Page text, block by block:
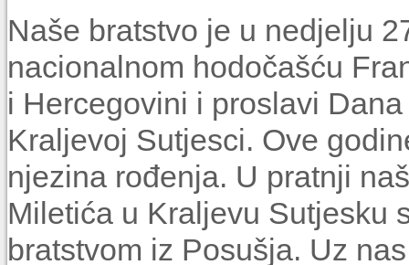
Naše bratstvo je u nedjelju
nacionalnom hodočašću
i Hercegovini i proslavi
Kraljevoj Sutjesci. Ove
njezina rođenja. U pratnji
Miletića u Kraljevu Sutjesku
bratstvom iz Posušja. Uz